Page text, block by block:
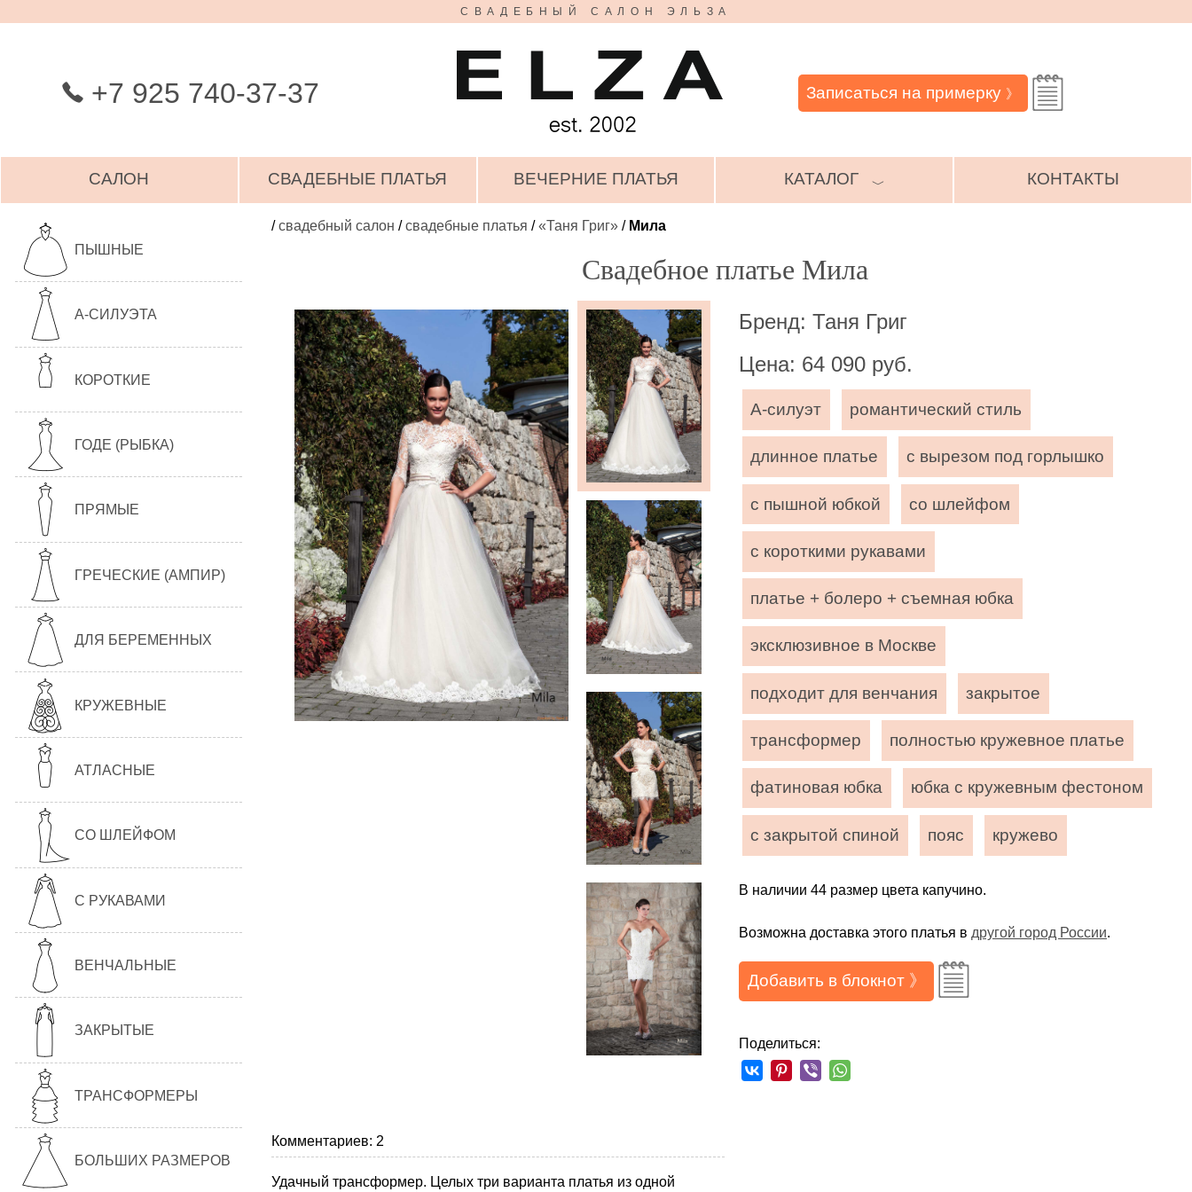
СВАДЕБНЫЙ САЛОН ЭЛЬЗА
+7 925 740-37-37 Записаться на примерку 》
САЛОН СВАДЕБНЫЕ ПЛАТЬЯ ВЕЧЕРНИЕ ПЛАТЬЯ КАТАЛОГ ﹀ КОНТАКТЫ
ПЫШНЫЕ
А-СИЛУЭТА
КОРОТКИЕ
ГОДЕ (РЫБКА)
ПРЯМЫЕ
ГРЕЧЕСКИЕ (АМПИР)
ДЛЯ БЕРЕМЕННЫХ
КРУЖЕВНЫЕ
АТЛАСНЫЕ
СО ШЛЕЙФОМ
С РУКАВАМИ
ВЕНЧАЛЬНЫЕ
ЗАКРЫТЫЕ
ТРАНСФОРМЕРЫ
БОЛЬШИХ РАЗМЕРОВ
/свадебный салон /свадебные платья /«Таня Григ» / Мила
Свадебное платье Мила
Бренд: Таня Григ
Цена: 64 090 руб.
А-силуэт романтический стиль
длинное платье с вырезом под горлышко
с пышной юбкой со шлейфом
с короткими рукавами
платье + болеро + съемная юбка
эксклюзивное в Москве
подходит для венчания закрытое
трансформер полностью кружевное платье
фатиновая юбка юбка с кружевным фестоном
с закрытой спиной пояс кружево
В наличии 44 размер цвета капучино.
Возможна доставка этого платья в другой город России.
Добавить в блокнот 》
Поделиться:
Комментариев: 2
Удачный трансформер. Целых три варианта платья из одной